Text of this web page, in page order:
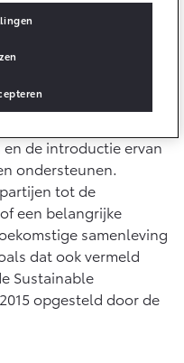
OOK ALS PLUG-IN
Vanaf € 36.495,-
RAV4
is gevestigd in Brussel
de introductie ervan
ondersteunen.
tot de
een belangrijke
samenleving
dat ook vermeld
Sustainable
opgesteld door de